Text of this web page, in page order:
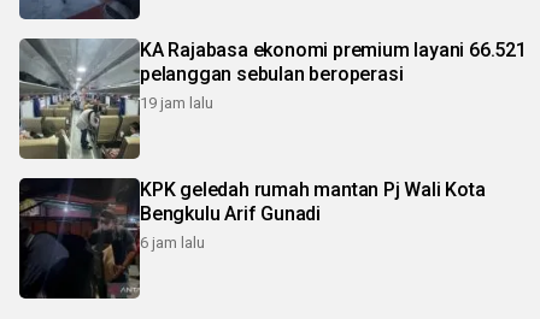
KA Rajabasa ekonomi premium layani 66.521
pelanggan sebulan beroperasi
19 jam lalu
KPK geledah rumah mantan Pj Wali Kota
Bengkulu Arif Gunadi
6 jam lalu